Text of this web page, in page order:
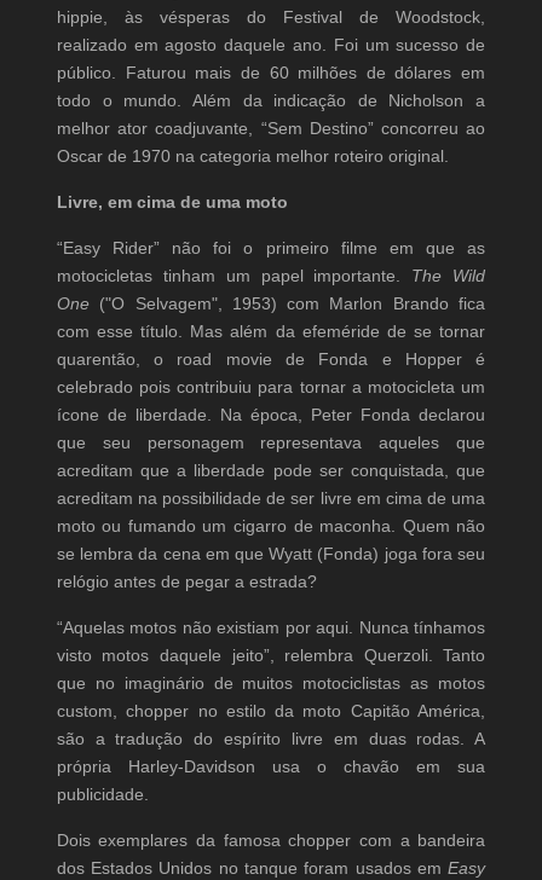
hippie, às vésperas do Festival de Woodstock,
realizado em agosto daquele ano. Foi um sucesso de
público. Faturou mais de 60 milhões de dólares em
todo o mundo. Além da indicação de Nicholson a
melhor ator coadjuvante, “Sem Destino” concorreu ao
Oscar de 1970 na categoria melhor roteiro original.
Livre, em cima de uma moto
“Easy Rider” não foi o primeiro filme em que as
motocicletas tinham um papel importante. The Wild
One("O Selvagem", 1953) com Marlon Brando fica
com esse título. Mas além da efeméride de se tornar
quarentão, o road movie de Fonda e Hopper é
celebrado pois contribuiu para tornar a motocicleta um
ícone de liberdade. Na época, Peter Fonda declarou
que seu personagem representava aqueles que
acreditam que a liberdade pode ser conquistada, que
acreditam na possibilidade de ser livre em cima de uma
moto ou fumando um cigarro de maconha. Quem não
se lembra da cena em que Wyatt (Fonda) joga fora seu
relógio antes de pegar a estrada?
“Aquelas motos não existiam por aqui. Nunca tínhamos
visto motos daquele jeito”, relembra Querzoli. Tanto
que no imaginário de muitos motociclistas as motos
custom, chopper no estilo da moto Capitão América,
são a tradução do espírito livre em duas rodas. A
própria Harley-Davidson usa o chavão em sua
publicidade.
Dois exemplares da famosa chopper com a bandeira
dos Estados Unidos no tanque foram usados emEasy